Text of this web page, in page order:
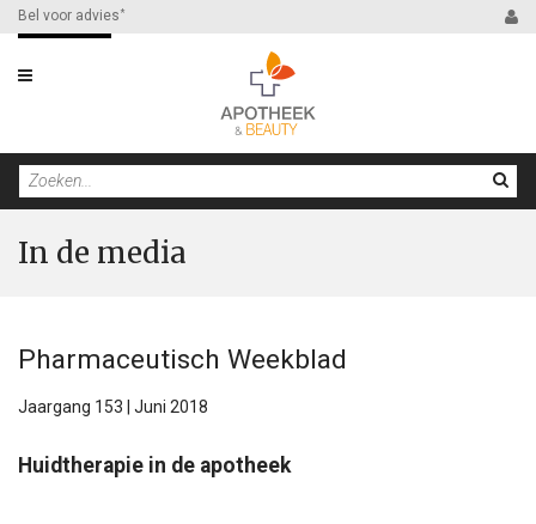
Bel voor advies *
In de media
Pharmaceutisch Weekblad
Jaargang 153 | Juni 2018
Huidtherapie in de apotheek
Filter